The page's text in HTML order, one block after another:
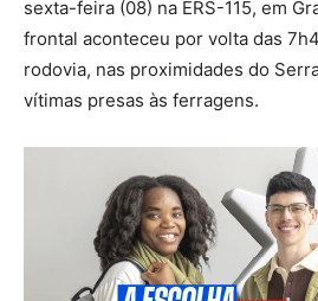
sexta-feira (08) na ERS-115, em
frontal aconteceu por volta das
rodovia, nas proximidades do
vítimas presas às ferragens.